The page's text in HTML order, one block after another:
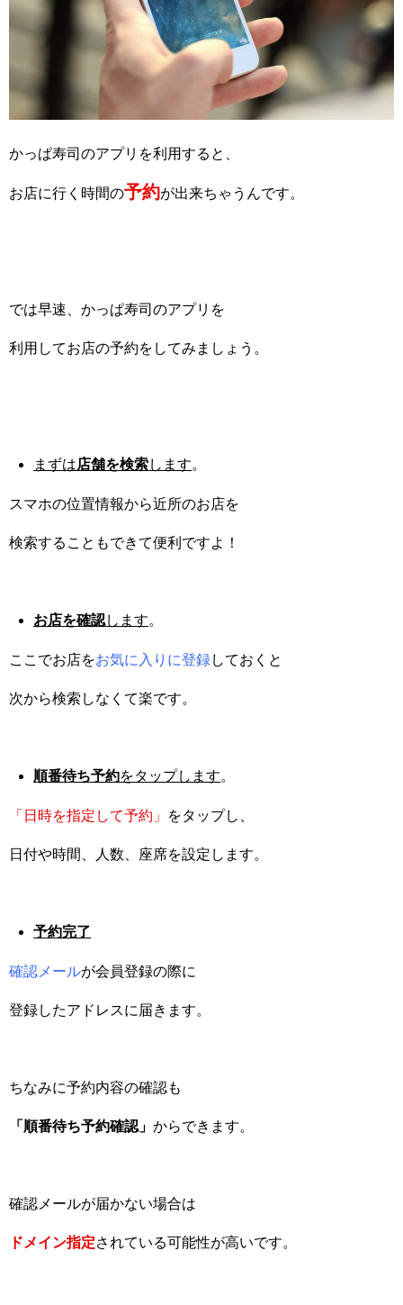
かっぱ寿司のアプリを利用すると、
お店に行く時間の予約が出来ちゃうんです。
では早速、かっぱ寿司のアプリを
利用してお店の予約をしてみましょう。
まずは店舗を検索します。
スマホの位置情報から近所のお店を
検索することもできて便利ですよ！
お店を確認します。
ここでお店をお気に入りに登録しておくと
次から検索しなくて楽です。
順番待ち予約をタップします。
「日時を指定して予約」 をタップし、
日付や時間、人数、座席を設定します。
予約完了
確認メールが会員登録の際に
登録したアドレスに届きます。
ちなみに予約内容の確認も
「順番待ち予約確認」 からできます。
確認メールが届かない場合は
ドメイン指定されている可能性が高いです。